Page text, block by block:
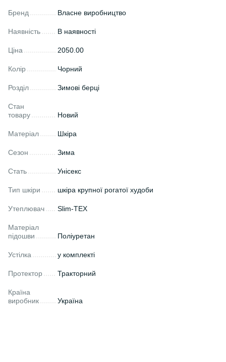
Бренд Власне виробництво
Наявність В наявності
Ціна 2050.00
Колір Чорний
Розділ Зимові берці
Стан
товару
Новий
Матеріал Шкіра
Сезон Зима
Стать Унісекс
Тип шкіри шкіра крупної рогатої худоби
Утеплювач Slim-TEX
Матеріал
підошви
Поліуретан
Устілка у комплекті
Протектор Тракторний
Країна
виробник
Україна